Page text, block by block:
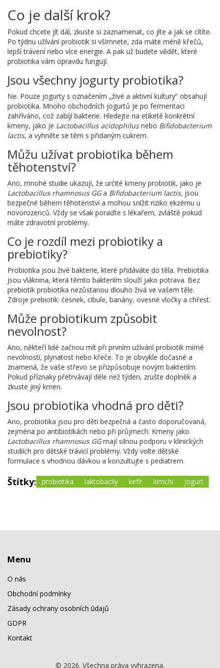
Co je další krok?
Pokud chcete jít dál, zkuste si zaznamenat, co jíte a jak se cítíte.
Po týdnu užívání probiotik si všimnete, zda máte méně křečů,
lepší trávení nebo více energie. A pak už budete vědět, které
probiotika vám opravdu fungují.
Jsou všechny jogurty probiotika?
Ne. Pouze jogurty s označením „živé a aktivní kultury“ obsahují
probiotika. Mnoho obchodních jogurtů je po fermentaci
zahříváno, což zabíjí bakterie. Hledejte na etiketě konkrétní
kmeny, jako je Lactobacillus acidophilusnebo Bifidobacterium
lactis, a vyhněte se těm s přidaným cukrem.
Můžu užívat probiotika během
těhotenství?
Ano, mnohé studie ukazují, že určité kmeny probiotik, jako je
Lactobacillus rhamnosus GGa Bifidobacterium lactis, jsou
bezpečné během těhotenství a mohou snížit riziko ekzému u
novorozenců. Vždy se však poraďte s lékařem, zvláště pokud
máte zdravotní problémy.
Co je rozdíl mezi probiotiky a
prebiotiky?
Probiotika jsou živé bakterie, které přidáváte do těla. Prebiotika
jsou vláknina, která těmto bakteriím slouží jako potrava. Bez
prebiotik probiotika nezůstanou dlouho živá ve vašem těle.
Zdroje prebiotik: česnek, cibule, banány, ovesné vločky a chřest.
Může probiotikum způsobit
nevolnost?
Ano, někteří lidé začnou mít při prvním užívání probiotik mírné
nevolnosti, plynatost nebo křeče. To je obvykle dočasné a
znamená, že vaše střevo se přizpůsobuje novým bakteriím.
Pokud příznaky přetrvávají déle než týden, zrušte doplněk a
zkuste jiný kmen.
Jsou probiotika vhodná pro děti?
Ano, probiotika jsou pro děti bezpečná a často doporučovaná,
zejména po antibiotikách nebo při průjmech. Kmeny jako
Lactobacillus rhamnosus GGmají silnou podporu v klinických
studiích pro dětské trávicí problémy. Vždy volte dětské
formulace s vhodnou dávkou a konzultujte s pediatrem.
Štítky: probiotika laktobacily kefír kimchi jogurt
Menu
O nás
Obchodní podmínky
Zásady ochrany osobních údajů
GDPR
Kontakt
© 2026. Všechna práva vyhrazena.